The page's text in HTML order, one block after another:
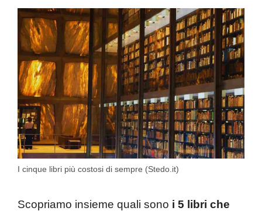
I cinque libri più costosi di sempre (Stedo.it)
Scopriamo insieme quali sono i 5 libri che